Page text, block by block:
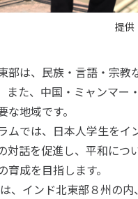
提供
部は、民族・言語・宗教
また、中国・ミャンマ
地域です。
ムでは、日本人学生をイ
対話を促進し、平和に
育成を目指します。
、インド北東部８州の